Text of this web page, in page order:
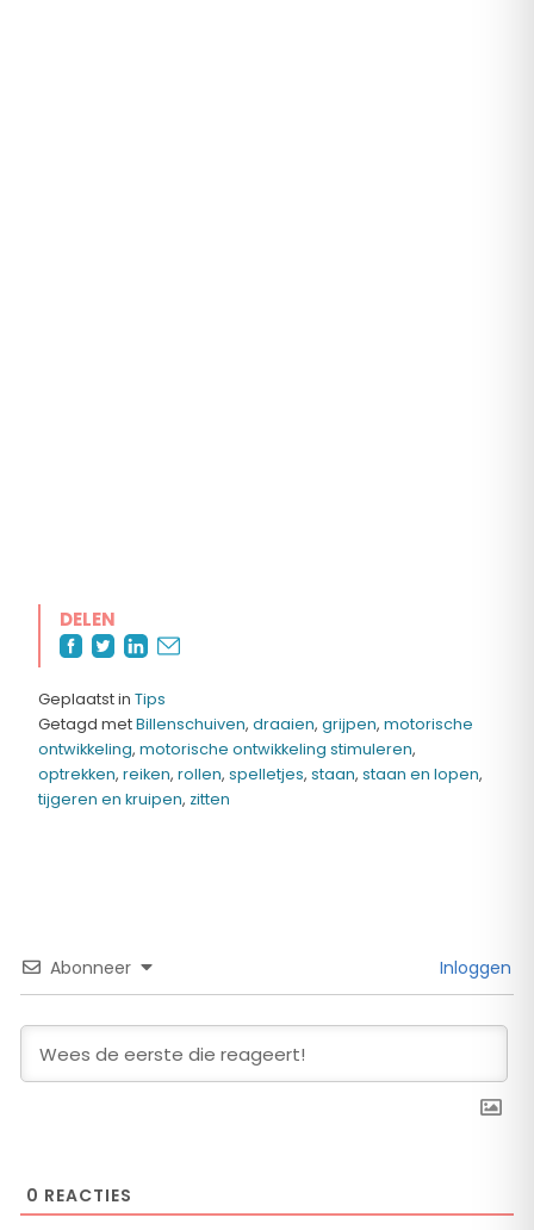
DELEN
Geplaatst in Tips
Getagd metBillenschuiven, draaien, grijpen, motorische
ontwikkeling, motorische ontwikkeling stimuleren,
optrekken, reiken, rollen, spelletjes, staan, staan en lopen,
tijgeren en kruipen, zitten
Abonneer Inloggen
0 REACTIES